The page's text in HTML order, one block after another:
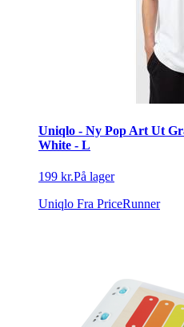
Uniqlo - Ny Pop Art Ut
White - L
199 kr.På lager
Uniqlo Fra PriceRunner